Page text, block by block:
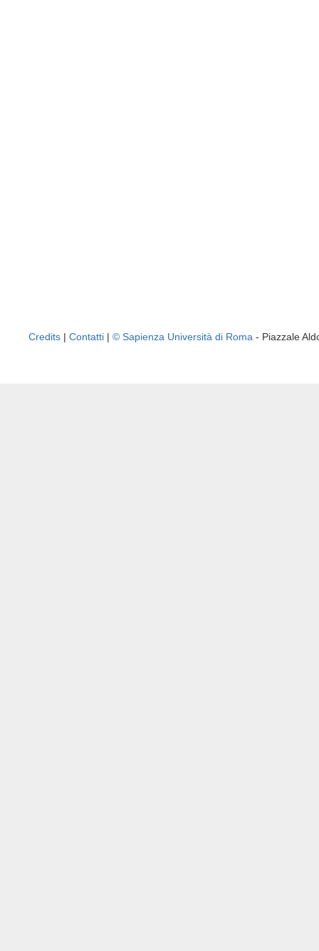
Credits | Contatti | © Sapienza Università di Roma - Piazzale